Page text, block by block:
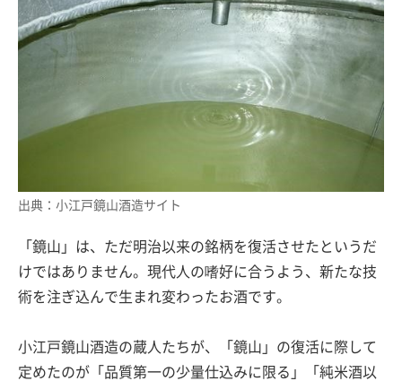
出典：小江戸鏡山酒造サイト
「鏡山」は、ただ明治以来の銘柄を復活させたというだ
けではありません。現代人の嗜好に合うよう、新たな技
術を注ぎ込んで生まれ変わったお酒です。
小江戸鏡山酒造の蔵人たちが、「鏡山」の復活に際して
定めたのが「品質第一の少量仕込みに限る」「純米酒以